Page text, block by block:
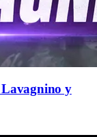
Lavagnino y